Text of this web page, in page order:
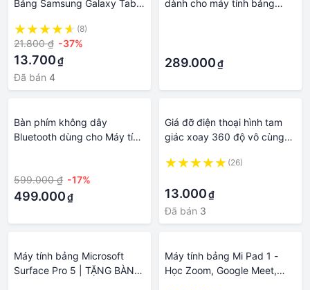
Bảng Samsung Galaxy Tab 2
Le X5W1 Ốp Điện Thoại Thời
Trang Cho V2V8 V2V8
(8)
21.800 ₫ -37%
13.700₫
Đã bán 4
dành cho máy tính bảng
289.000₫
Bàn phím không dây
Bluetooth dùng cho Máy tính
599.000 ₫ -17%
499.000₫
Giá đỡ điện thoại hình tam
giác xoay 360 độ vô cùng
điện thoại ,máy tính bảng
(26)
13.000₫
Đã bán 3
Máy tính bảng Microsoft
Surface Pro 5 | TẶNG BÀN
Máy tính bảng Mi Pad 1 -
Học Zoom, Google Meet,